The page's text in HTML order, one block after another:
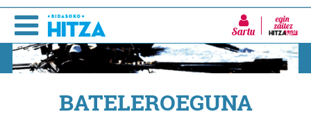
Sartu
BATELEROEGUNA